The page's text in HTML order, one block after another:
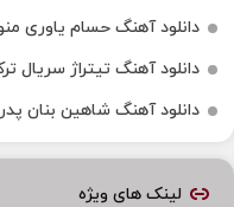
دانلود آهنگ حسام یاوری
دانلود آهنگ تیتراژ سریال
دانلود آهنگ شاهین بنان پدر
لینک های ویژه